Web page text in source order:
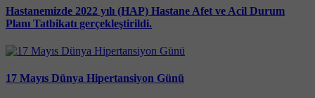
Hastanemizde 2022 yılı (HAP) Hastane Afet ve Acil Durum
Planı Tatbikatı gerçekleştirildi.
17 Mayıs Dünya Hipertansiyon Günü